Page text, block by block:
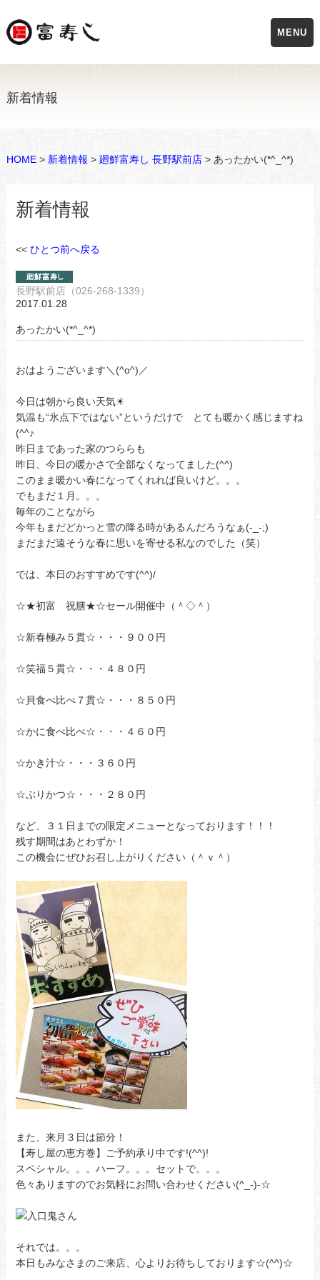
新着情報
HOME> 新着情報 > 廻鮮富寿し 長野駅前店> あったかい(*^_^*)
新着情報
<< ひとつ前へ戻る
長野駅前店（026-268-1339）
2017.01.28
あったかい(*^_^*)
おはようございます＼(^o^)／
今日は朝から良い天気☀
気温も“氷点下ではない”というだけで とても暖かく感じますね
(^^♪
昨日まであった家のつららも
昨日、今日の暖かさで全部なくなってました(^^)
このまま暖かい春になってくれれば良いけど。。。
でもまだ１月。。。
毎年のことながら
今年もまだどかっと雪の降る時があるんだろうなぁ(-_-;)
まだまだ遠そうな春に思いを寄せる私なのでした（笑）
では、本日のおすすめです(^^)/
☆★初富 祝膳★☆セール開催中（＾◇＾）
☆新春極み５貫☆・・・９００円
☆笑福５貫☆・・・４８０円
☆貝食べ比べ７貫☆・・・８５０円
☆かに食べ比べ☆・・・４６０円
☆かき汁☆・・・３６０円
☆ぶりかつ☆・・・２８０円
など、３１日までの限定メニューとなっております！！！
残す期間はあとわずか！
この機会にぜひお召し上がりください（＾ｖ＾）
また、来月３日は節分！
【寿し屋の恵方巻】ご予約承り中です!(^^)!
スペシャル。。。ハーフ。。。セットで。。。
色々ありますのでお気軽にお問い合わせください(^_-)-☆
それでは。。。
本日もみなさまのご来店、心よりお待ちしております☆(^^)☆
MENU